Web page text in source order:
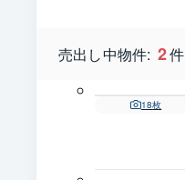
売出し中物件: 2件
18枚